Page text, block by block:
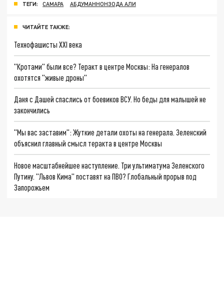
ТЕГИ: САМАРА АБДУМАННОНЗОДА АЛИ
ЧИТАЙТЕ ТАКЖЕ:
Технофашисты XXI века
"Кротами" были все? Теракт в центре Москвы: На генералов
охотятся "живые дроны"
Даня с Дашей спаслись от боевиков ВСУ. Но беды для малышей не
закончились
"Мы вас заставим": Жуткие детали охоты на генерала. Зеленский
объяснил главный смысл теракта в центре Москвы
Новое масштабнейшее наступление. Три ультиматума Зеленского
Путину. "Львов Кима" поставят на ПВО? Глобальный прорыв под
Запорожьем